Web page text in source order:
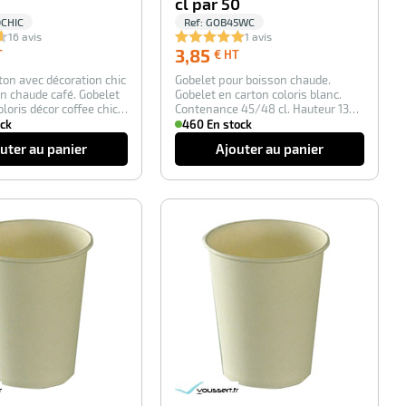
16 avis
HTavec décoration chic
chaude café. Gobelet
décor coffee chic…
au panier
cl par 50
Ref: GOB45WC
1 avis
3,85 € HT
HT
Gobelet pour boisson chaude.
Gobelet en carton coloris blanc.
Contenance 45/48 cl. Hauteur 135
mm. Diamèt…
460 En stock
Ajouter au panier